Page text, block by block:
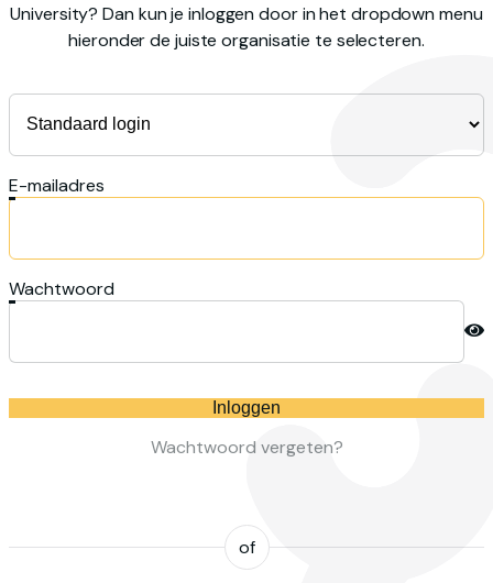
University? Dan kun je inloggen door in het dropdown menu
hieronder de juiste organisatie te selecteren.
E-mailadres
Wachtwoord
Inloggen
Wachtwoord vergeten?
of